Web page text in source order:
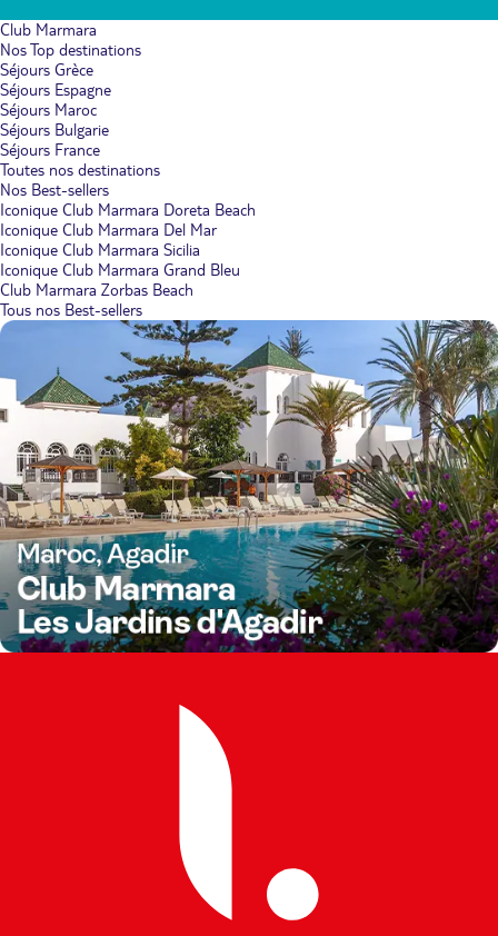
Club Marmara
Nos Top destinations
Séjours Grèce
Séjours Espagne
Séjours Maroc
Séjours Bulgarie
Séjours France
Toutes nos destinations
Nos Best-sellers
Iconique Club Marmara Doreta Beach
Iconique Club Marmara Del Mar
Iconique Club Marmara Sicilia
Iconique Club Marmara Grand Bleu
Club Marmara Zorbas Beach
Tous nos Best-sellers